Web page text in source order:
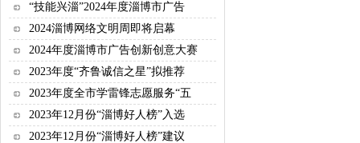
“技能兴淄”2024年度淄博市广告
2024淄博网络文明周即将启幕
2024年度淄博市广告创新创意大赛
2023年度“齐鲁诚信之星”拟推荐
2023年度全市学雷锋志愿服务“五
2023年12月份“淄博好人榜”入选
2023年12月份“淄博好人榜”建议